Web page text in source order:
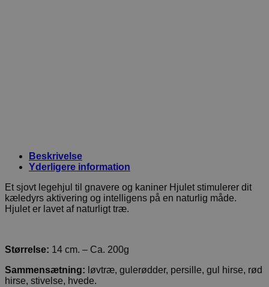
Beskrivelse
Yderligere information
Et sjovt legehjul til gnavere og kaniner Hjulet stimulerer dit
kæledyrs aktivering og intelligens på en naturlig måde.
Hjulet er lavet af naturligt træ.
Størrelse: 14 cm. – Ca. 200g
Sammensætning: løvtræ, gulerødder, persille, gul hirse, rød
hirse, stivelse, hvede.